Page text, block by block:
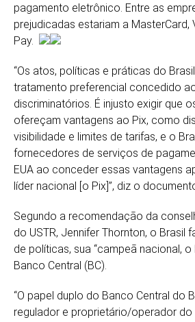
pagamento eletrônico. Entre as
prejudicadas estariam a MasterCard,
Pay.
“Os atos, políticas e práticas do
tratamento preferencial concedido
discriminatórios. É injusto exigir que
ofereçam vantagens ao Pix, como
visibilidade e limites de tarifas, e o
fornecedores de serviços de
EUA ao conceder essas vantagens
líder nacional [o Pix]”, diz o
Segundo a recomendação da
do USTR, Jennifer Thornton, o Brasil
de políticas, sua “campeã nacional, o
Banco Central (BC).
“O papel duplo do Banco Central do
regulador e proprietário/operador